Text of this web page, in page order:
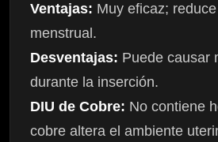
Ventajas: Muy eficaz;
menstrual.
Desventajas: Puede causar
durante la inserción.
DIU de Cobre: No contiene
cobre altera el ambiente